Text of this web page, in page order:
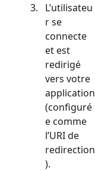
L’utilisateu
r se
connecte
et est
redirigé
vers votre
application
(configuré
e comme
l’URI de
redirection
).